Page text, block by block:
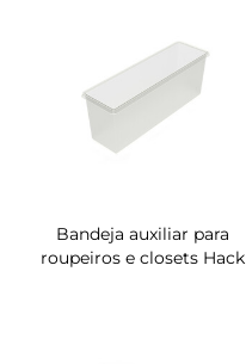
Bandeja auxiliar para
roupeiros e closets Hack